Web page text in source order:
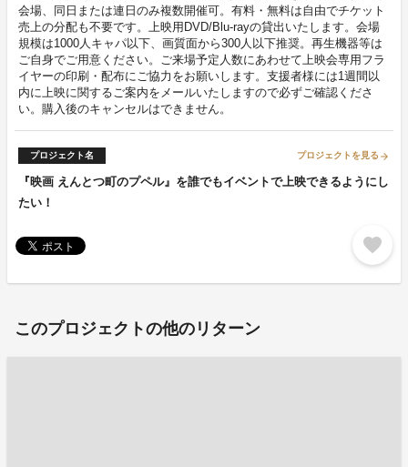
会場、同日または連日のみ複数開催可。有料・無料は自由でチケット
売上の分配も不要です。上映用DVD/Blu-rayの貸出いたします。会場
規模は1000人キャパ以下、画質面から300人以下推奨。再生機器等は
ご自身でご用意ください。ご来場予定人数にあわせて上映会専用フラ
イヤーの印刷・配布にご協力をお願いします。支援者様には1週間以
内に上映に関するご案内をメールいたしますので必ずご確認くださ
い。購入後のキャンセルはできません。
プロジェクト名 プロジェクトを見る arrow_forward
『映画 えんとつ町のプペル』を誰でもイベントで上映できるようにし
たい！
favorite
このプロジェクトの他のリターン